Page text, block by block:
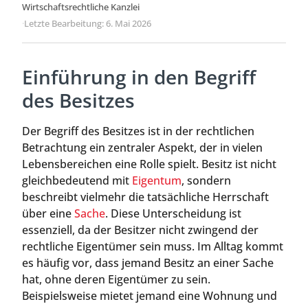
Wirtschaftsrechtliche Kanzlei
·Letzte Bearbeitung: 6. Mai 2026
Einführung in den Begriff
des Besitzes
Der Begriff des Besitzes ist in der rechtlichen
Betrachtung ein zentraler Aspekt, der in vielen
Lebensbereichen eine Rolle spielt. Besitz ist nicht
gleichbedeutend mit Eigentum, sondern
beschreibt vielmehr die tatsächliche Herrschaft
über eineSache. Diese Unterscheidung ist
essenziell, da der Besitzer nicht zwingend der
rechtliche Eigentümer sein muss. Im Alltag kommt
es häufig vor, dass jemand Besitz an einer Sache
hat, ohne deren Eigentümer zu sein.
Beispielsweise mietet jemand eine Wohnung und